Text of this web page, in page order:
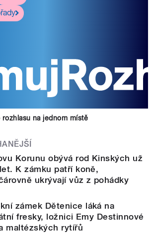
na jednom místě
Korunu obývá rod Kinských už
K zámku patří koně,
ukrývají vůz z pohádky
zámek Dětenice láká na
fresky, ložnici Emy Destinnové
maltézských rytířů